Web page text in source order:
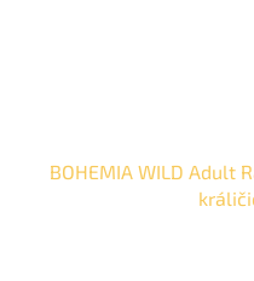
BOHEMIA WILD Adult